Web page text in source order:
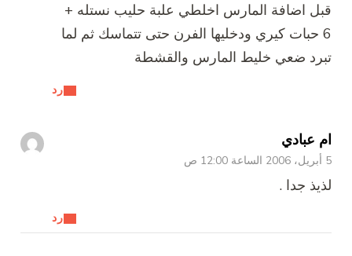
رد
قبل اضافة المارس اخلطي علبة حليب نستله +
6 حبات كيري ودخليها الفرن حتى تتماسك ثم لما
تبرد ضعي خليط المارس والقشطة
ام عبادي
5 أبريل، 2006 الساعة 12:00 ص
رد
لذيذ جدا .